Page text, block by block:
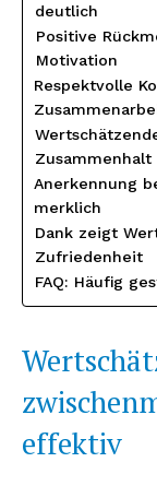
deutlich
Positive
Motivation
Respektvolle
Zusammenhalt
Anerkennung
merklich
Dank zeigt
Zufriedenheit
FAQ: Häufig
effektiv